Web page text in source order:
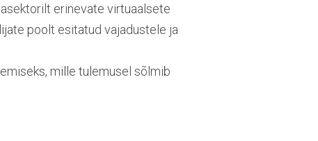
erinevate virtuaalsete
poolt esitatud vajadustele ja
mille tulemusel sõlmib